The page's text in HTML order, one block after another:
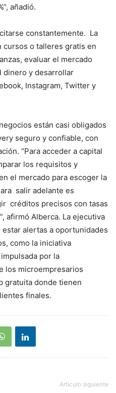
añadió.
constantemente. La
o talleres gratis en
evaluar el mercado
dinero y desarrollar
Instagram, Twitter y
están casi obligados
seguro y confiable, con
“Para acceder a capital
los requisitos y
el mercado para escoger la
salir adelante es
créditos precisos con tasas
afirmó Alberca. La ejecutiva
alertas a oportunidades
como la iniciativa
por la
los microempresarios
gratuita donde tienen
finales.
Artículo siguiente